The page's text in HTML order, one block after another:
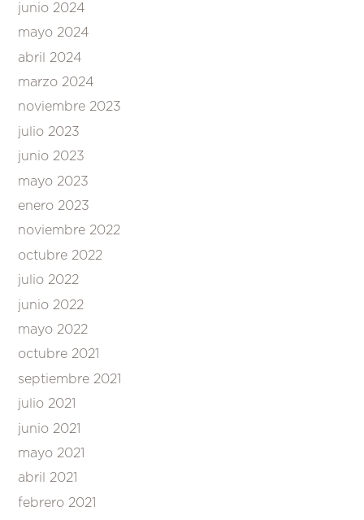
junio 2024
mayo 2024
abril 2024
marzo 2024
noviembre 2023
julio 2023
junio 2023
mayo 2023
enero 2023
noviembre 2022
octubre 2022
julio 2022
junio 2022
mayo 2022
octubre 2021
septiembre 2021
julio 2021
junio 2021
mayo 2021
abril 2021
febrero 2021